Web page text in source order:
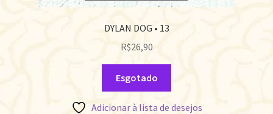
DYLAN DOG • 13
R$26,90
Esgotado
Adicionar à lista de desejos